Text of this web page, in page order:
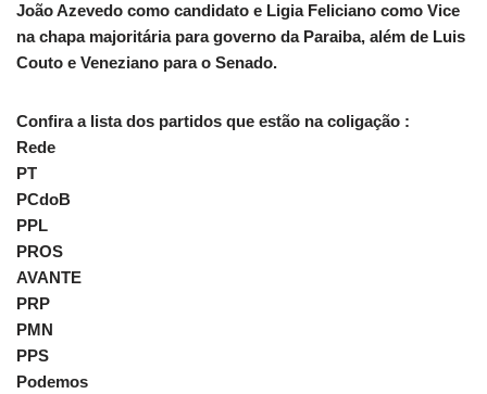
João Azevedo como candidato e Ligia Feliciano como Vice
na chapa majoritária para governo da Paraiba, além de Luis
Couto e Veneziano para o Senado.
Confira a lista dos partidos que estão na coligação :
Rede
PT
PCdoB
PPL
PROS
AVANTE
PRP
PMN
PPS
Podemos